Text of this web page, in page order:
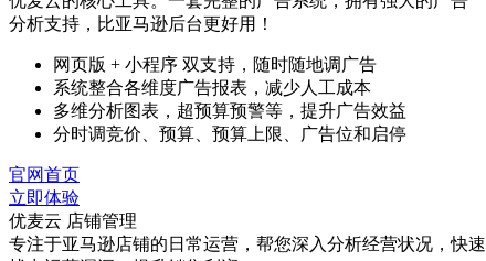
分析支持，比亚马逊后台更好用！
网页版 + 小程序 双支持，随时随地调广告
系统整合各维度广告报表，减少人工成本
多维分析图表，超预算预警等，提升广告效益
分时调竞价、预算、预算上限、广告位和启停
官网首页
立即体验
优麦云 店铺管理
专注于亚马逊店铺的日常运营，帮您深入分析经营状况，快速